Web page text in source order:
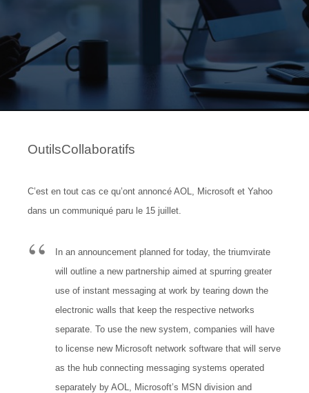
OutilsCollaboratifs
C’est en tout cas ce qu’ont annoncé AOL, Microsoft et Yahoo
dans un communiqué paru le 15 juillet.
In an announcement planned for today, the triumvirate
will outline a new partnership aimed at spurring greater
use of instant messaging at work by tearing down the
electronic walls that keep the respective networks
separate. To use the new system, companies will have
to license new Microsoft network software that will serve
as the hub connecting messaging systems operated
separately by AOL, Microsoft’s MSN division and